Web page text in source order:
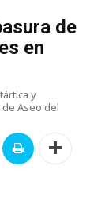
de
en
y
Aseo del